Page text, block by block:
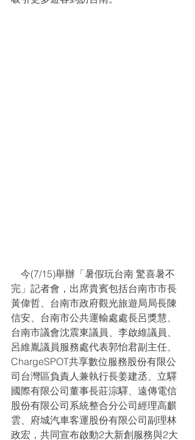
完」記者會，出席貴賓包括台南市市長
黃偉哲、台南市政府觀光旅遊局局長陳
信安、台南市公共運輸處處長呂獎慧、
台南市議會沈震東議員、李啟維議員、
呂維胤議員服務處代表郭怡君副主任、
ChargeSPOT共享數位服務股份有限公
司台灣區負責人兼執行長姜建丞、立驛
國際有限公司董事長莊淙驛、遠傳電信
股份有限公司系統整合分公司經理高麒
雲、府城汽車客運股份有限公司副理林
政宏，共同宣布啟動2大新創服務與2大